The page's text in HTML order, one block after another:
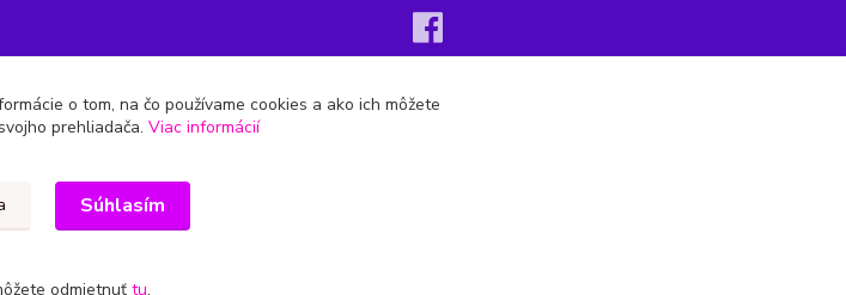
o tom, na čo používame cookies a ako ich môžete
prehliadača. Viac informácií
Súhlasím
odmietnuť tu.